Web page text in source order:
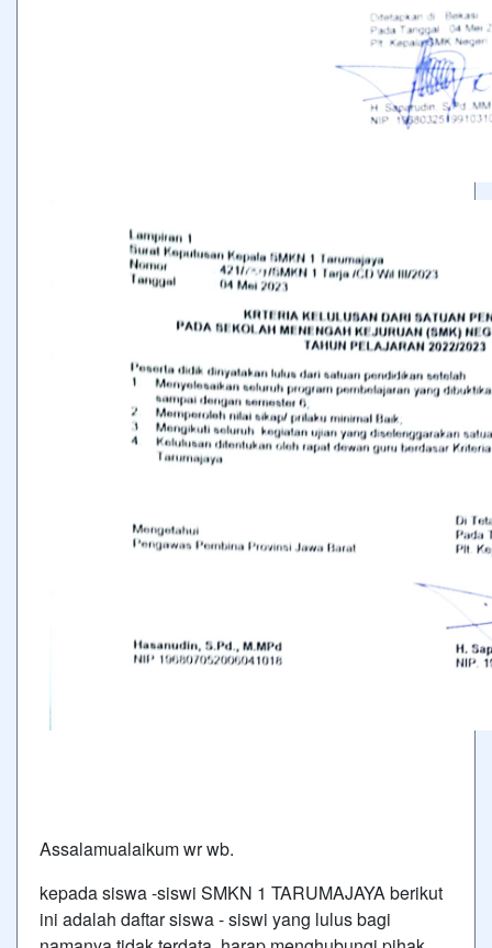
Assalamualaikum wr wb.
kepada siswa -siswi SMKN 1 TARUMAJAYA berikut
ini adalah daftar siswa - siswi yang lulus bagi